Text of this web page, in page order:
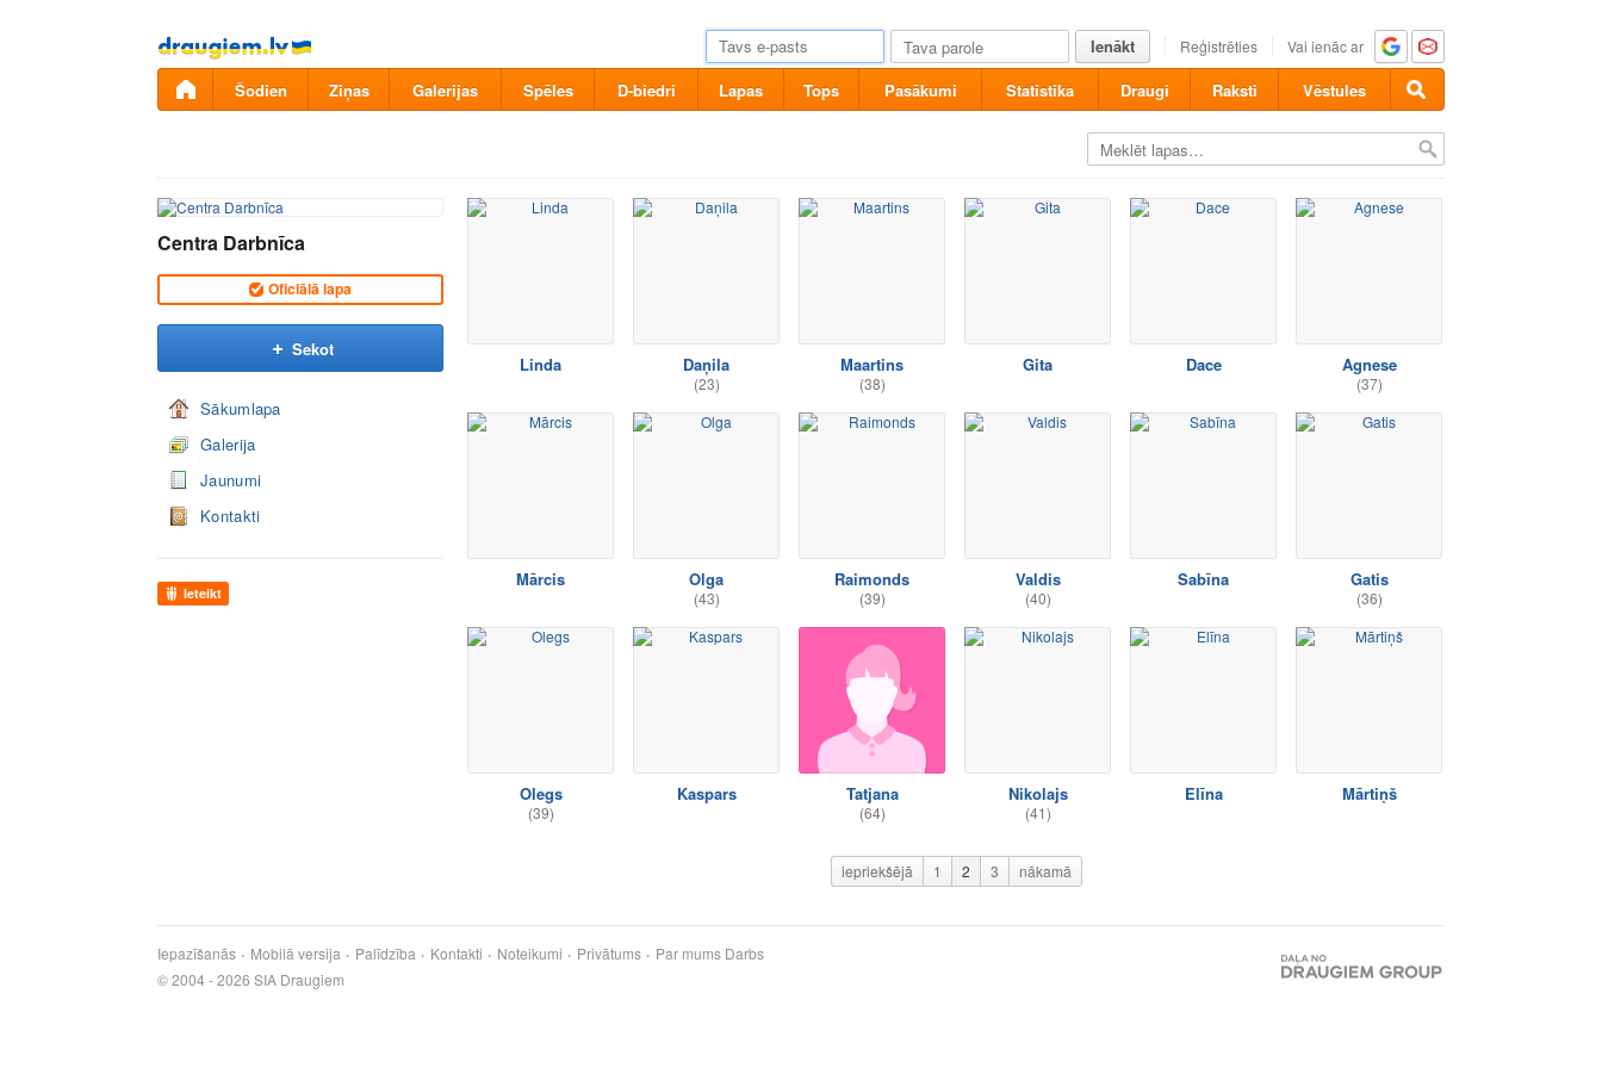
Pāriet
uz
saturu
Ienākt Reģistrēties Vai ienāc ar
Šodien Ziņas Galerijas Spēles D-biedri Lapas Tops Pasākumi Statistika Draugi Raksti Vēstules
Centra Darbnīca
Oficiālā lapa
Sekot
Sākumlapa
Galerija
Jaunumi
Kontakti
Ieteikt
Linda Daņila
(23)
Maartins
(38)
Gita Dace Agnese
(37)
Mārcis Olga
(43)
Raimonds
(39)
Valdis
(40)
Sabīna Gatis
(36)
Olegs
(39)
Kaspars Tatjana
(64)
Nikolajs
(41)
Elīna Mārtiņš
iepriekšējā 1 2 3 nākamā
Iepazīšanās Mobilā versija Palīdzība Kontakti Noteikumi Privātums Par mums Darbs
© 2004 - 2026 SIA Draugiem